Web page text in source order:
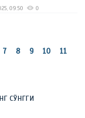
09:50 0
7 8 9 10 11
СЎНГГИ